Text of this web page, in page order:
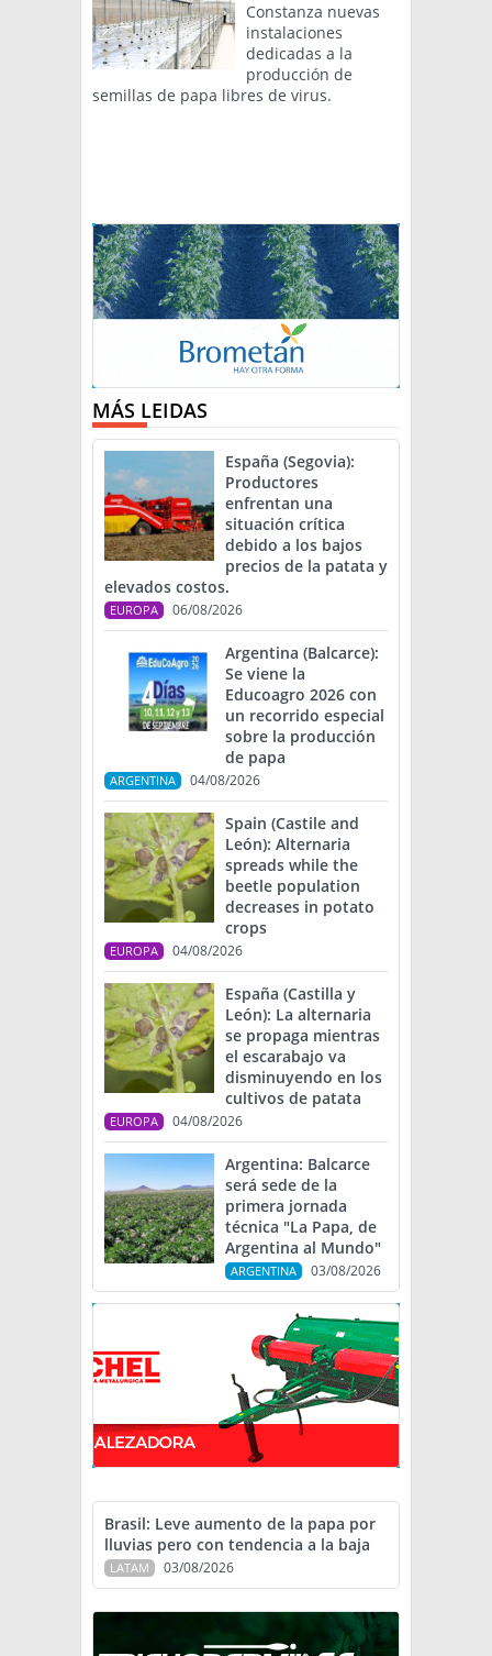
Constanza nuevas
instalaciones
dedicadas a la
producción de
semillas de papa libres de virus.
MÁS LEIDAS
España (Segovia):
Productores
enfrentan una
situación crítica
debido a los bajos
precios de la patata y
elevados costos.
EUROPA 06/08/2026
Argentina (Balcarce):
Se viene la
Educoagro 2026 con
un recorrido especial
sobre la producción
de papa
ARGENTINA 04/08/2026
Spain (Castile and
León): Alternaria
spreads while the
beetle population
decreases in potato
crops
EUROPA 04/08/2026
España (Castilla y
León): La alternaria
se propaga mientras
el escarabajo va
disminuyendo en los
cultivos de patata
EUROPA 04/08/2026
Argentina: Balcarce
será sede de la
primera jornada
técnica "La Papa, de
Argentina al Mundo"
ARGENTINA 03/08/2026
Brasil: Leve aumento de la papa por
lluvias pero con tendencia a la baja
LATAM 03/08/2026